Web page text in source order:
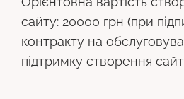
сайту: 20000 грн (при
контракту на
підтримку створення